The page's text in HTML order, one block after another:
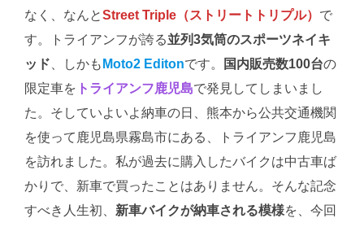
なく、なんとStreet Triple（ストリートトリプル） で
す。トライアンフが誇る並列3気筒のスポーツネイキ
ッド 、しかも Moto2 Editonです。 国内販売数100台の
限定車を トライアンフ鹿児島で発見してしまいまし
た。そしていよいよ納車の日、熊本から公共交通機関
を使って鹿児島県霧島市にある、トライアンフ鹿児島
を訪れました。私が過去に購入したバイクは中古車ば
かりで、新車で買ったことはありません。そんな記念
すべき人生初、 新車バイクが納車される模様を、今回